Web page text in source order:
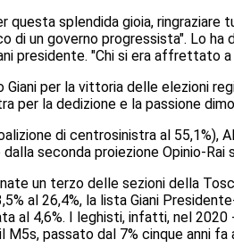
questa splendida gioia,
di un governo progressista". Lo
presidente. "Chi si era affrettato
Giani per la vittoria delle elezioni
per la dedizione e la passione
di centrosinistra al
seconda proiezione Opinio-Rai
un terzo delle sezioni della
al 26,4%, la lista Giani
al 4,6%. I leghisti, infatti, nel
M5s, passato dal 7% cinque anni fa